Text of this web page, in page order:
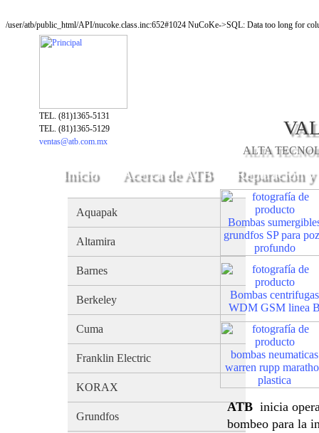
/user/atb/public_html/API/nucoke.class.inc:652#1024 NuCoKe->SQL: Data too long for
TEL. (81)1365-5131
TEL. (81)1365-5129
ventas@atb.com.mx
ALTA
Inicio Acerca de ATB Reparación
Aquapak
Altamira
Barnes
Berkeley
Cuma
Franklin Electric
KORAX
Grundfos
Bombas
grundfos SP para
profundo
Bombas centrifugas
WDM GSM linea
bombas neumaticas
warren rupp
plastica
ATB inicia
bombeo para la